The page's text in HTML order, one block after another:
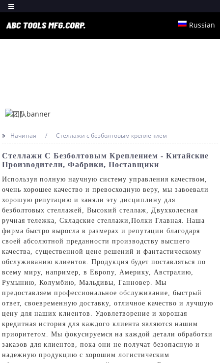
Russian
Начиная Стеллажи с безболтовым креплением
Стеллажи С Безболтовым Креплением - Китайские
Производители, Фабрики, Поставщики
Используя полную научную систему управления качеством,
очень хорошее качество и превосходную веру, мы завоевали
хорошую репутацию и заняли эту дисциплину для
безболтовых стеллажей,Высокий стеллаж
Двухколесная
ручная тележка ,Складские стеллажи ,Полки Главная . Наша
фирма быстро выросла в размерах и репутации благодаря
своей абсолютной преданности производству высшего
качества, существенной цене решений и фантастическому
обслуживанию клиентов. Продукция будет поставляться по
всему миру, например, в Европу, Америку, Австралию,
Румынию, Колумбию, Мальдивы, Ганновер. Мы
предоставляем профессиональное обслуживание, быстрый
ответ, своевременную доставку, отличное качество и лучшую
цену для наших клиентов. Удовлетворение и хорошая
кредитная история для каждого клиента являются нашим
приоритетом. Мы фокусируемся на каждой детали обработки
заказов для клиентов, пока они не получат безопасную и
надежную продукцию с хорошим логистическим